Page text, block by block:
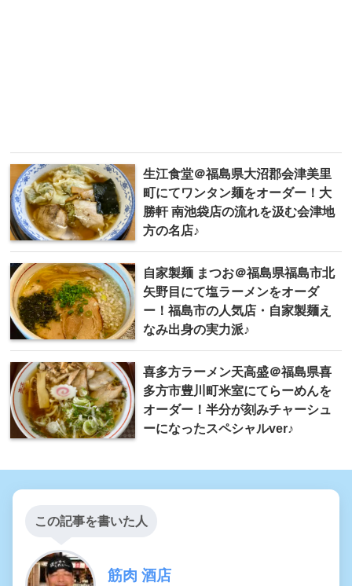
生江食堂＠福島県大沼郡会津美里
町にてワンタン麺をオーダー！大
勝軒 南池袋店の流れを汲む会津地
方の名店♪
自家製麺 まつお＠福島県福島市北
矢野目にて塩ラーメンをオーダ
ー！福島市の人気店・自家製麺え
なみ出身の実力派♪
喜多方ラーメン天高盛＠福島県喜
多方市豊川町米室にてらーめんを
オーダー！半分が刻みチャーシュ
ーになったスペシャルver♪
この記事を書いた人
筋肉 酒店